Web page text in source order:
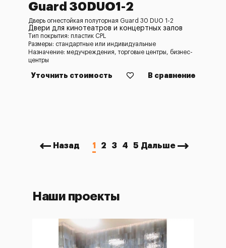
Guard 30DUO1-2
Дверь огнестойкая полуторная Guard 30 DUO 1-2
Двери для кинотеатров и концертных залов
Тип покрытия: пластик CPL
Размеры: стандартные или индивидуальные
Назначение: медучреждения, торговые центры, бизнес-
центры
Уточнить стоимость В сравнение
Назад 1 2 3 4 5 Дальше
Наши проекты